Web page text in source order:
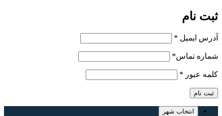
ثبت نام
آدرس ایمیل *
شماره تماس*
کلمه عبور *
ثبت نام
انتخاب شهر